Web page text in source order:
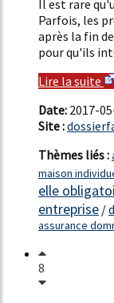
Il est rare
Parfois, les
après la fin
pour qu'ils
Lire la suite
Date: 2017-
Site :
Thèmes liés :
maison
elle
entreprise /
assurance
8